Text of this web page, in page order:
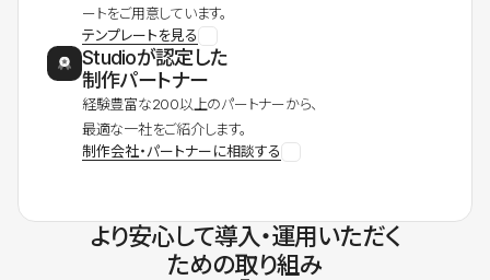
ートをご用意しています。
テンプレートを見る
Studioが認定した
制作パートナー
経験豊富な200以上のパートナーから、
最適な一社をご紹介します。
制作会社・パートナーに相談する
より安心して導入・運用いただく
ための取り組み